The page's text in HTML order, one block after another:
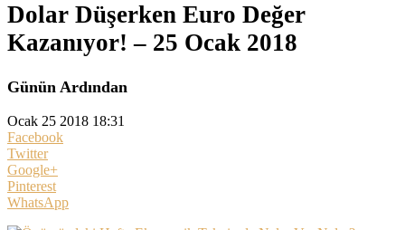
Dolar Düşerken Euro Değer
Kazanıyor! – 25 Ocak 2018
Günün Ardından
Ocak 25 2018 18:31
Facebook
Twitter
Google+
Pinterest
WhatsApp